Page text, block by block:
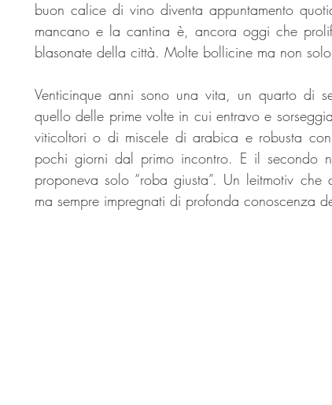
buon calice di vino diventa appuntamento
mancano e la cantina è, ancora oggi che
blasonate della città. Molte bollicine ma non
Venticinque anni sono una vita, un quarto di
quello delle prime volte in cui entravo e
viticoltori o di miscele di arabica e robusta
pochi giorni dal primo incontro. E il secondo
proponeva solo “roba giusta”. Un leitmotiv che
ma sempre impregnati di profonda conoscenza